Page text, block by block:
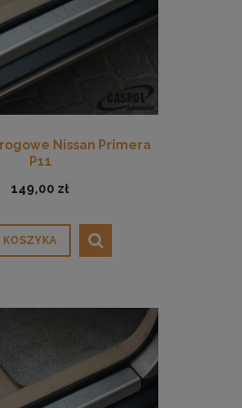
Nissan Primera
P11
149,00 zł
KOSZYKA